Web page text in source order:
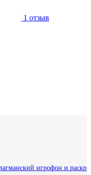
1 отзыв
игрофон и